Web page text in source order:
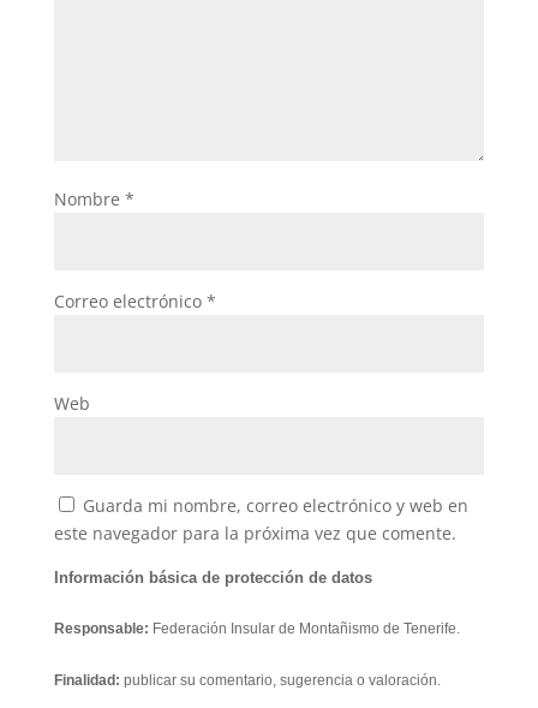
Nombre *
Correo electrónico *
Web
Guarda mi nombre, correo electrónico y web en
este navegador para la próxima vez que comente.
Información básica de protección de datos
Responsable: Federación Insular de Montañismo de Tenerife.
Finalidad: publicar su comentario, sugerencia o valoración.